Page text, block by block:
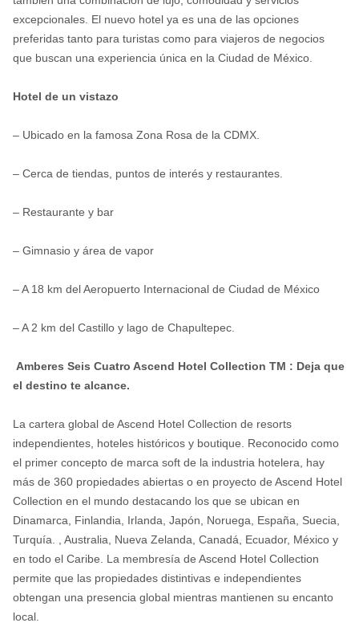
excepcionales. El nuevo hotel ya es una de las opciones
preferidas tanto para turistas como para viajeros de negocios
que buscan una experiencia única en la Ciudad de México.
Hotel de un vistazo
– Ubicado en la famosa Zona Rosa de la CDMX.
– Cerca de tiendas, puntos de interés y restaurantes.
– Restaurante y bar
– Gimnasio y área de vapor
– A 18 km del Aeropuerto Internacional de Ciudad de México
– A 2 km del Castillo y lago de Chapultepec.
Amberes Seis Cuatro Ascend Hotel Collection TM : Deja que
el destino te alcance.
La cartera global de Ascend Hotel Collection de resorts
independientes, hoteles históricos y boutique. Reconocido como
el primer concepto de marca soft de la industria hotelera, hay
más de 360 ​​propiedades abiertas o en proyecto de Ascend Hotel
Collection en el mundo destacando los que se ubican en
Dinamarca, Finlandia, Irlanda, Japón, Noruega, España, Suecia,
Turquía. , Australia, Nueva Zelanda, Canadá, Ecuador, México y
en todo el Caribe. La membresía de Ascend Hotel Collection
permite que las propiedades distintivas e independientes
obtengan una presencia global mientras mantienen su encanto
local.